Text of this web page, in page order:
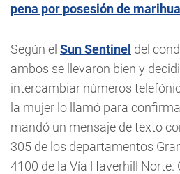
pena por posesión de
Según el Sun Sentinel del
ambos se llevaron bien y
intercambiar números
la mujer lo llamó para
mandó un mensaje de texto
305 de los departamentos
4100 de la Vía Haverhill Norte.